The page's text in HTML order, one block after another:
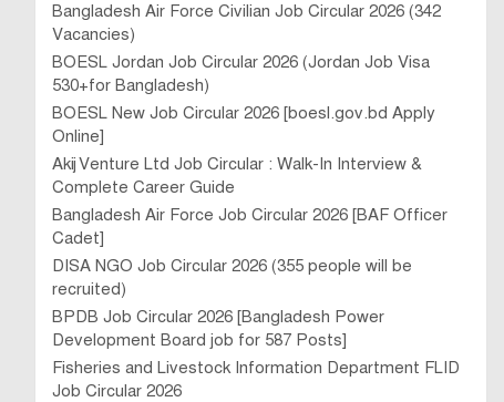
Bangladesh Air Force Civilian Job Circular 2026 (342
Vacancies)
BOESL Jordan Job Circular 2026 (Jordan Job Visa
530+for Bangladesh)
BOESL New Job Circular 2026 [boesl.gov.bd Apply
Online]
Akij Venture Ltd Job Circular : Walk-In Interview &
Complete Career Guide
Bangladesh Air Force Job Circular 2026 [BAF Officer
Cadet]
DISA NGO Job Circular 2026 (355 people will be
recruited)
BPDB Job Circular 2026 [Bangladesh Power
Development Board job for 587 Posts]
Fisheries and Livestock Information Department FLID
Job Circular 2026